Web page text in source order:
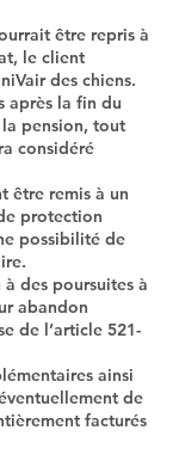
être repris à
le client
des chiens.
après la fin du
pension, tout
considéré
être remis à un
protection
possibilité de
des poursuites à
abandon
de l’article 521-
ainsi
de
facturés